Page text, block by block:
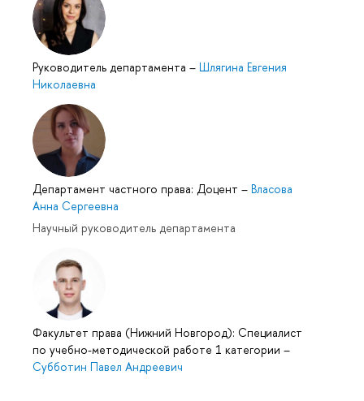
Руководитель департамента – Шлягина Евгения
Николаевна
Департамент частного права: Доцент – Власова
Анна Сергеевна
Научный руководитель департамента
Факультет права (Нижний Новгород): Специалист
по учебно-методической работе 1 категории –
Субботин Павел Андреевич